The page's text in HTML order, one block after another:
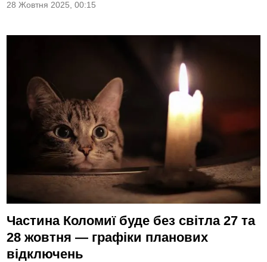
28 Жовтня 2025, 00:15
Частина Коломиї буде без світла 27 та
28 жовтня — графіки планових
відключень